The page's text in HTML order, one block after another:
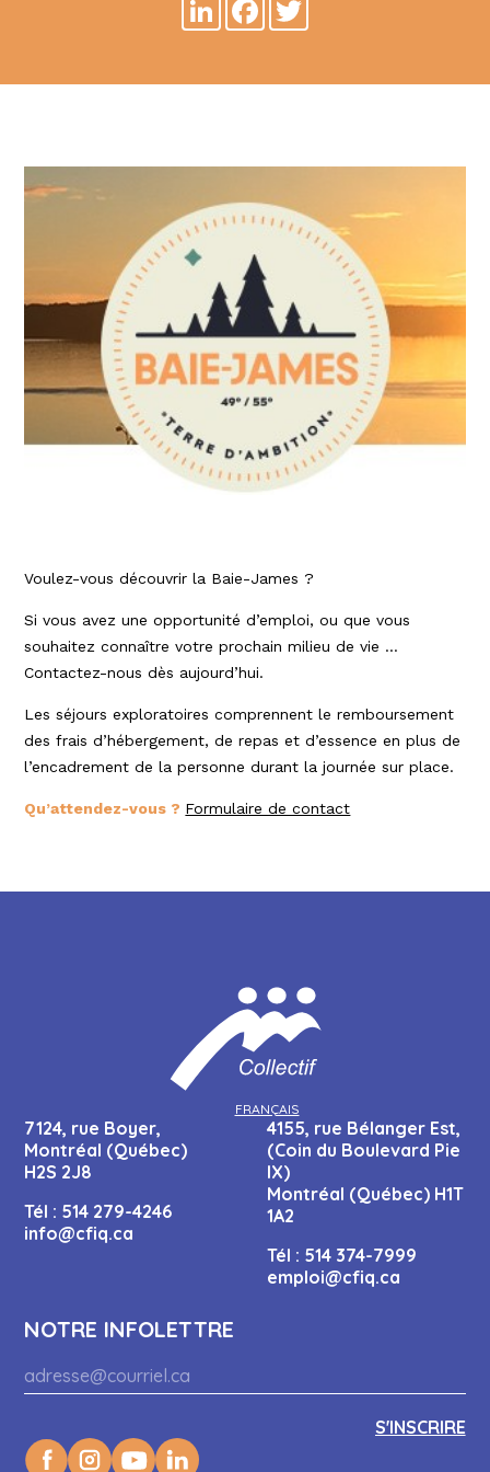
Voulez-vous découvrir la Baie-James ?
Si vous avez une opportunité d’emploi, ou que vous
souhaitez connaître votre prochain milieu de vie …
Contactez-nous dès aujourd’hui.
Les séjours exploratoires comprennent le remboursement
des frais d’hébergement, de repas et d’essence en plus de
l’encadrement de la personne durant la journée sur place.
Qu’attendez-vous ? Formulaire de contact
FRANÇAIS
7124, rue Boyer,
Montréal (Québec)
H2S 2J8
Tél : 514 279-4246
info@cfiq.ca
4155, rue Bélanger Est,
(Coin du Boulevard Pie
IX)
Montréal (Québec) H1T
1A2
Tél : 514 374-7999
emploi@cfiq.ca
NOTRE INFOLETTRE